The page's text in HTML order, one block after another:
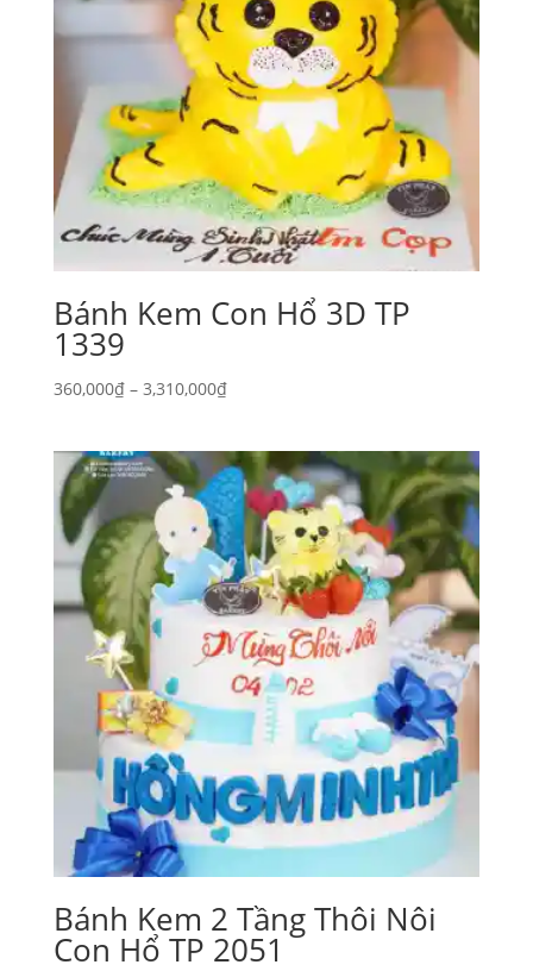
Bánh Kem Con Hổ 3D TP
1339
360,000₫ – 3,310,000₫Khoảng
360,000₫
đến
3,310,000₫
Bánh Kem 2 Tầng Thôi Nôi
Con Hổ TP 2051